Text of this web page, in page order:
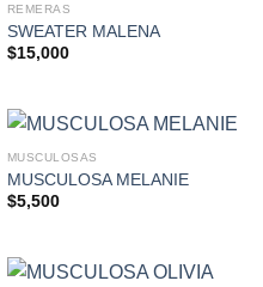
REMERAS
SWEATER MALENA
$15,000
MUSCULOSAS
MUSCULOSA MELANIE
$5,500